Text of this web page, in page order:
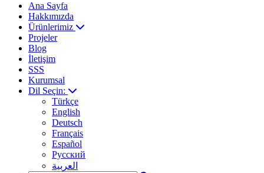
Ana Sayfa
Hakkımızda
Ürünlerimiz
Projeler
Blog
İletişim
SSS
Kurumsal
Dil Seçin:
Türkçe
English
Deutsch
Français
Español
Русский
العربية